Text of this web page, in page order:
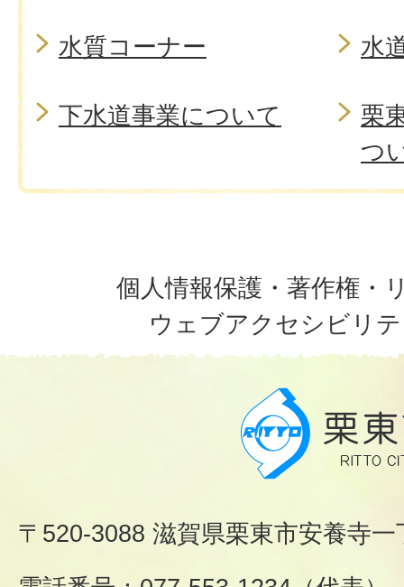
水質コーナー 水
下水道事業について
栗
つ
個人情報保護・著作権・
ウェブアクセシビリ
〒520-3088 滋賀県栗東市安養寺